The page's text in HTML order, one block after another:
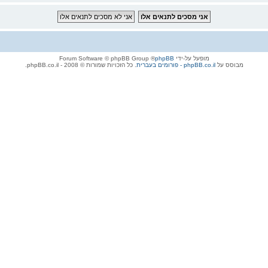
מופעל על-ידי phpBB
® Forum Software © phpBB Group
מבוסס עלphpBB.co.il - פורומים בעברית . כל הזכויות שמורות © 2008 - phpBB.co.il.